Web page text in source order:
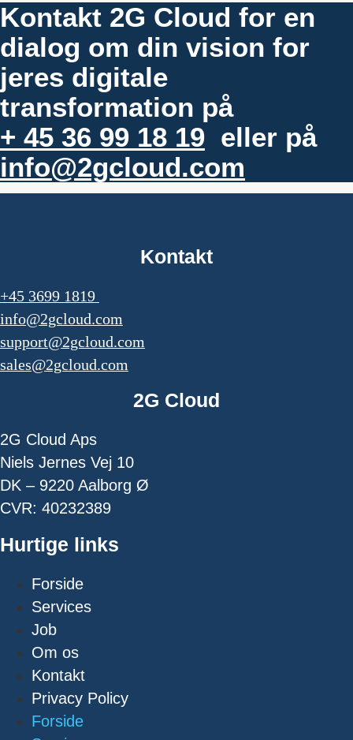
Kontakt 2G Cloud for en
dialog om din vision for
jeres digitale
transformation på
+ 45 36 99 18 19 eller på
info@2gcloud.com
Kontakt
+45 3699 1819
info@2gcloud.com
support@2gcloud.com
sales@2gcloud.com
2G Cloud
2G Cloud Aps
Niels Jernes Vej 10
DK – 9220 Aalborg Ø
CVR: 40232389
Hurtige links
Forside
Services
Job
Om os
Kontakt
Privacy Policy
Forside